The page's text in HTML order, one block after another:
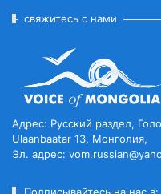
свяжитесь с нами
Адрес: Русский раздел,
Ulaanbaatar 13, Монголия,
Эл. адрес: